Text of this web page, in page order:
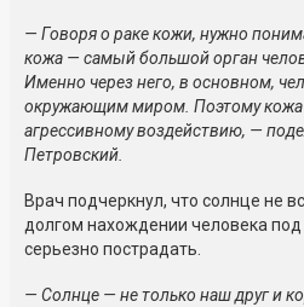
— Говоря о раке кожи, нужно
кожа — самый большой орган
Именно через него, в основном,
окружающим миром. Поэтому кожа
агрессивному воздействию, —
Петровский.
Врач подчеркнул, что солнце не
долгом нахождении человека
серьезно пострадать.
— Солнце — не только наш друг и